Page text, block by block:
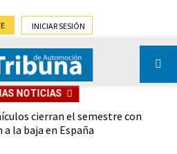
INICIAR SESIÓN
NOTICIAS
cierran el semestre con
a la baja en España